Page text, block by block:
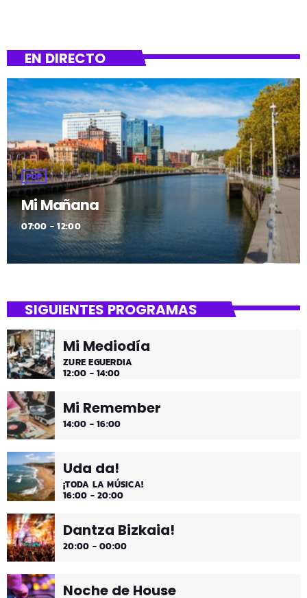
EN DIRECTO
POP
Mi Mañana
07:00 - 12:00
SIGUIENTES PROGRAMAS
Mi Mediodía
ZURE EGUERDIA
12:00 - 14:00
Mi Remember
14:00 - 16:00
Uda da!
¡TODA LA MÚSICA!
16:00 - 20:00
Dantza Bizkaia!
20:00 - 00:00
Noche de House